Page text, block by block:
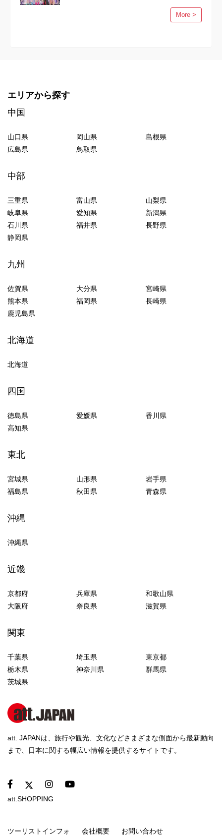
More >
エリアから探す
中国
山口県 岡山県
島根県
広島県
鳥取県
中部
三重県 富山県
山梨県
岐阜県
愛知県
新潟県
石川県
福井県
長野県
静岡県
九州
佐賀県 大分県
宮崎県
熊本県
福岡県
長崎県
鹿児島県
北海道
北海道
四国
徳島県 愛媛県
香川県
高知県
東北
宮城県 山形県
岩手県
福島県
秋田県 青森県
沖縄
沖縄県
近畿
京都府 兵庫県
和歌山県
大阪府
奈良県 滋賀県
関東
千葉県 埼玉県
東京都
栃木県
神奈川県
群馬県
茨城県
att. JAPANは、旅行や観光、文化などさまざまな側面から最新動向
まで、日本に関する幅広い情報を提供するサイトです。
att.SHOPPING
ツーリストインフォ 会社概要 お問い合わせ